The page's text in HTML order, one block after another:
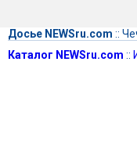
Досье NEWSru.com ::
Каталог NEWSru.com ::